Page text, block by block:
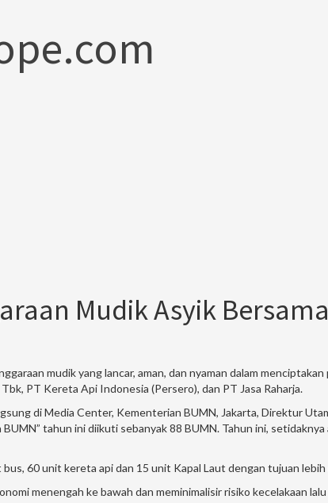
Mudik Asyik
mudik yang lancar, aman, dan nyaman dalam
PT Kereta Api Indonesia (Persero), dan PT Jasa Raharja.
di Media Center, Kementerian BUMN, Jakarta, Direktur
tahun ini diikuti sebanyak 88 BUMN. Tahun ini,
60 unit kereta api dan 15 unit Kapal Laut dengan tujuan
menengah ke bawah dan meminimalisir risiko kecelakaan